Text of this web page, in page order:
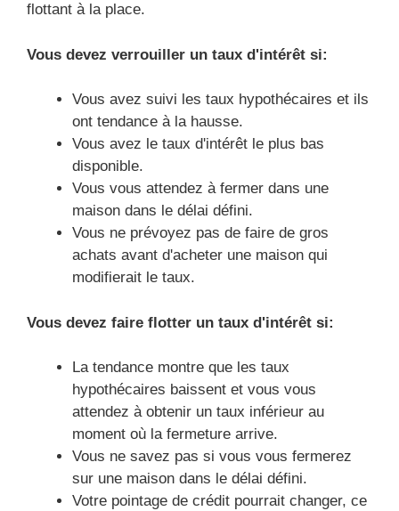
flottant à la place.
Vous devez verrouiller un taux d'intérêt si:
Vous avez suivi les taux hypothécaires et ils
ont tendance à la hausse.
Vous avez le taux d'intérêt le plus bas
disponible.
Vous vous attendez à fermer dans une
maison dans le délai défini.
Vous ne prévoyez pas de faire de gros
achats avant d'acheter une maison qui
modifierait le taux.
Vous devez faire flotter un taux d'intérêt si:
La tendance montre que les taux
hypothécaires baissent et vous vous
attendez à obtenir un taux inférieur au
moment où la fermeture arrive.
Vous ne savez pas si vous vous fermerez
sur une maison dans le délai défini.
Votre pointage de crédit pourrait changer, ce